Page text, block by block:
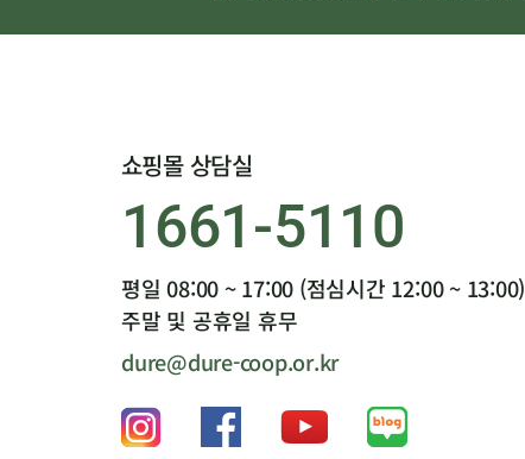
쇼핑몰 상담실
1661-5110
평일 08:00 ~ 17:00 (점심시간 12:00 ~ 13:00)
주말 및 공휴일 휴무
dure@dure-coop.or.kr